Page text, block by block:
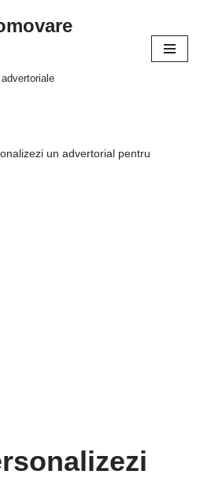
un advertorial pentru